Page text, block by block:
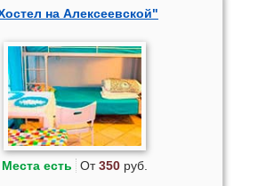
на Алексеевской"
Места есть От350руб.